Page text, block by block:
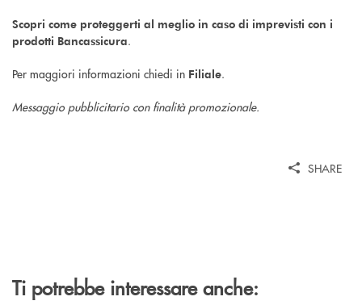
Scopri come proteggerti al meglio in caso di imprevisti con i
prodotti Bancassicura.
Per maggiori informazioni chiedi in Filiale.
Messaggio pubblicitario con finalità promozionale.
SHARE
Ti potrebbe interessare anche: